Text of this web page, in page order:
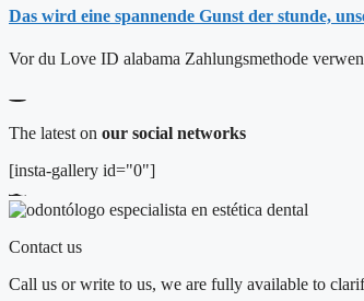
Das wird eine spannende Gunst der stunde,
Vor du Love ID alabama Zahlungsmethode
The latest on our social networks
[insta-gallery id="0"]
Contact us
Call us or write to us, we are fully available to